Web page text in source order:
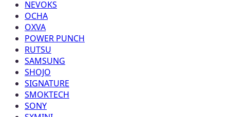
NEVOKS
OCHA
OXVA
POWER PUNCH
RUTSU
SAMSUNG
SHOJO
SIGNATURE
SMOKTECH
SONY